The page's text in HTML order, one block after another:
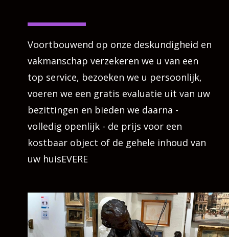
Voortbouwend op onze deskundigheid en
vakmanschap verzekeren we u van een
top service, bezoeken we u persoonlijk,
voeren we een gratis evaluatie uit van uw
bezittingen en bieden we daarna -
volledig openlijk - de prijs voor een
kostbaar object of de gehele inhoud van
uw huisEVERE